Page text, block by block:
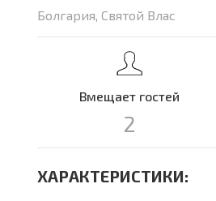
Болгария, Святой Влас
Вмещает гостей
2
ХАРАКТЕРИСТИКИ: